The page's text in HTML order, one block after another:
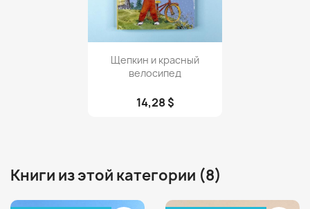
Просмотр
Щепкин и красный
велосипед
14,28 $
Книги из этой категории (8)